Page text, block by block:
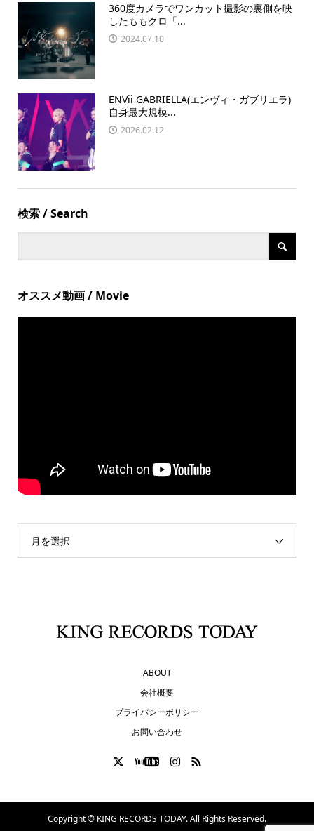
360度カメラでワンカット撮影の裏側を映
したももクロ「...
2024.07.10
ENVii GABRIELLA(エンヴィ・ガブリエラ)
自身最大規模...
2026.02.12
検索 / Search
オススメ動画 / Movie
月を選択
ABOUT
会社概要
プライバシーポリシー
お問い合わせ
Copyright © KING RECORDS TODAY. All Rights Reserved.